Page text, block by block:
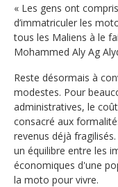
« Les gens ont
d’immatriculer les
tous les Maliens à le
Mohammed Aly Ag
Reste désormais à
modestes. Pour
administratives, le
consacré aux
revenus déjà
un équilibre entre les
économiques d'une
la moto pour vivre.